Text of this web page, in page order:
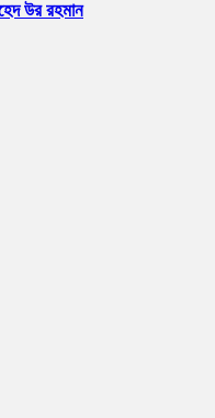
উর রহমান